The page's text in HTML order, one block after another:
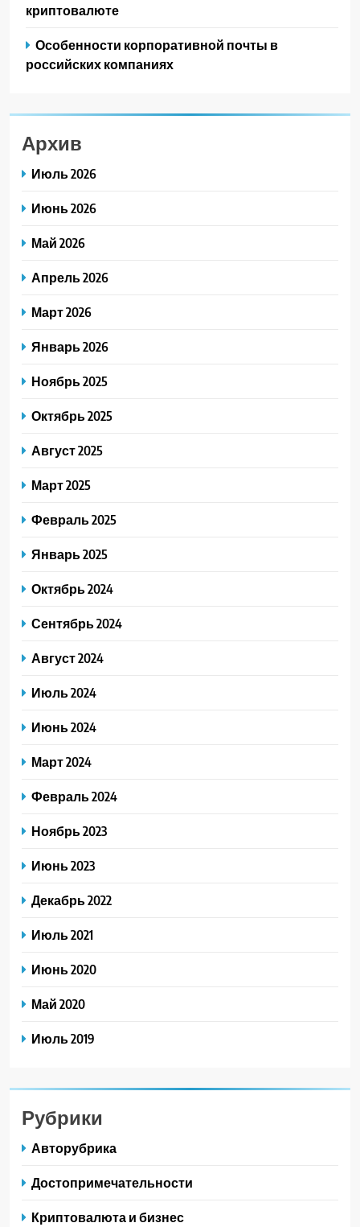
криптовалюте
Особенности корпоративной почты в
российских компаниях
Архив
Июль 2026
Июнь 2026
Май 2026
Апрель 2026
Март 2026
Январь 2026
Ноябрь 2025
Октябрь 2025
Август 2025
Март 2025
Февраль 2025
Январь 2025
Октябрь 2024
Сентябрь 2024
Август 2024
Июль 2024
Июнь 2024
Март 2024
Февраль 2024
Ноябрь 2023
Июнь 2023
Декабрь 2022
Июль 2021
Июнь 2020
Май 2020
Июль 2019
Рубрики
Авторубрика
Достопримечательности
Криптовалюта и бизнес